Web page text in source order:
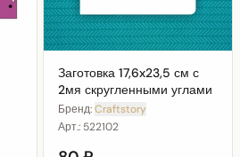
Заготовка 17,6x23,5 см с
2мя скругленными углами
Бренд:Craftstory
Арт.: 522102